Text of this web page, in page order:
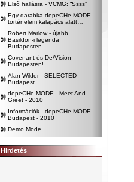
Első hallásra - VCMG: “Ssss”
Egy darabka depeCHe MODE-
történelem kalapács alatt…
Robert Marlow - újabb
Basildon-i legenda
Budapesten
Covenant és De/Vision
Budapesten!
Alan Wilder - SELECTED -
Budapest
depeCHe MODE - Meet And
Greet - 2010
Információk - depeCHe MODE -
Budapest - 2010
Demo Mode
Hirdetés